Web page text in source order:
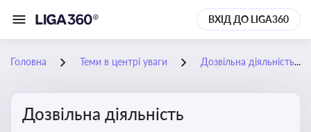
ВХІД ДО LIGA360
Головна Теми в центрі уваги Дозвільна діяльність
Дозвільна діяльність